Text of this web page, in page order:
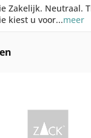
Zakelijk. Neutraal.
kiest u voor...meer